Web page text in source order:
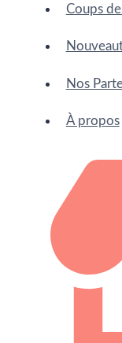
Coups
Nos
À propos